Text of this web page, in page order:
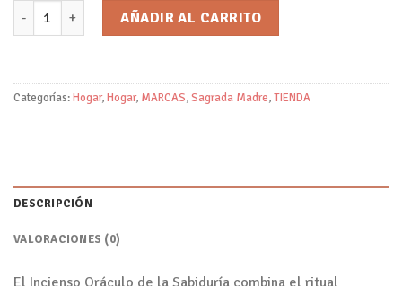
Incienso Oráculo de la Sabiduría/Sagrada Madre cantidad
AÑADIR AL CARRITO
Categorías:Hogar,Hogar, MARCAS,Sagrada Madre,TIENDA
DESCRIPCIÓN
VALORACIONES (0)
El Incienso Oráculo de la Sabiduría combina el ritual